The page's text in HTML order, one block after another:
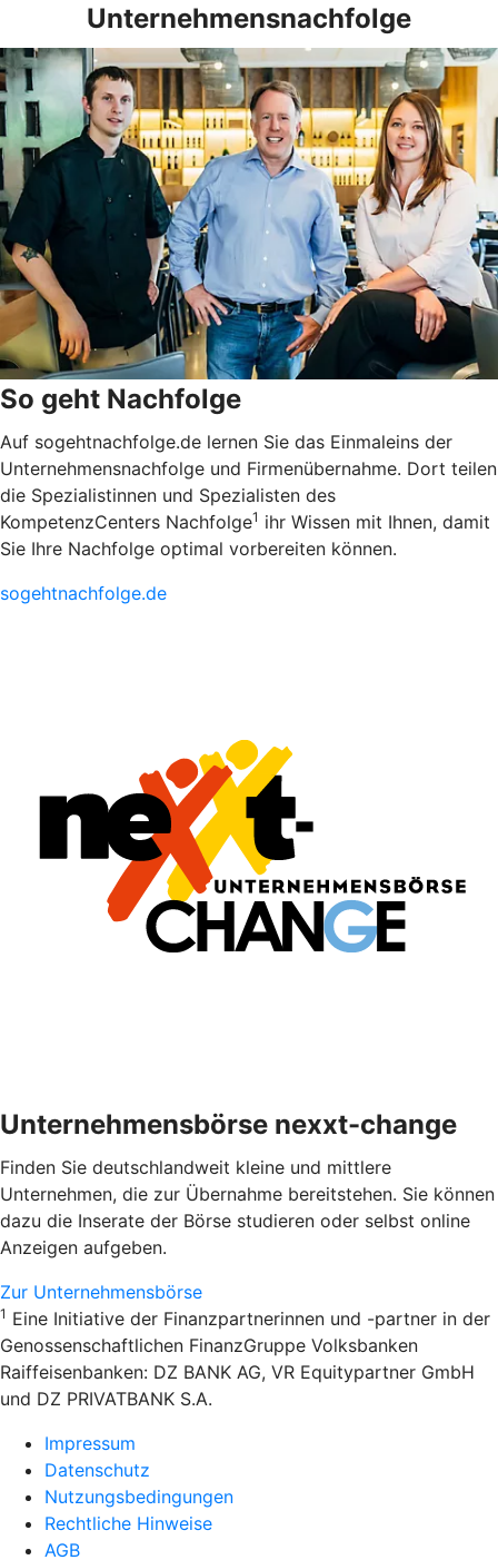
Unternehmensnachfolge
So geht Nachfolge
Auf sogehtnachfolge.de lernen Sie das Einmaleins der
Unternehmensnachfolge und Firmenübernahme. Dort teilen
die Spezialistinnen und Spezialisten des
KompetenzCenters Nachfolge1 ihr Wissen mit Ihnen, damit
Sie Ihre Nachfolge optimal vorbereiten können.
sogehtnachfolge.de
Unternehmensbörse nexxt-change
Finden Sie deutschlandweit kleine und mittlere
Unternehmen, die zur Übernahme bereitstehen. Sie können
dazu die Inserate der Börse studieren oder selbst online
Anzeigen aufgeben.
Zur Unternehmensbörse
1 Eine Initiative der Finanzpartnerinnen und -partner in der
Genossenschaftlichen FinanzGruppe Volksbanken
Raiffeisenbanken: DZ BANK AG, VR Equitypartner GmbH
und DZ PRIVATBANK S.A.
Impressum
Datenschutz
Nutzungsbedingungen
Rechtliche Hinweise
AGB